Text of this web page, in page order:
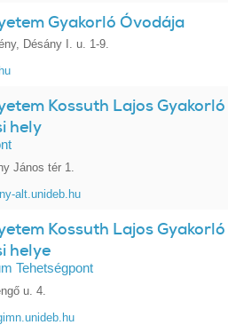
Gyakorló Óvodája
Désány I. u. 1-9.
Kossuth Lajos
hely
János tér 1.
alt.unideb.hu
Kossuth Lajos
helye
Tehetségpont
u. 4.